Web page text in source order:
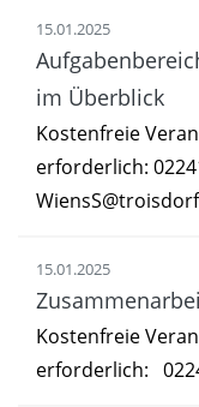
15.01.2025
im Überblick
Kostenfreie
erforderlich:
15.01.2025
Kostenfreie
erforderlich: